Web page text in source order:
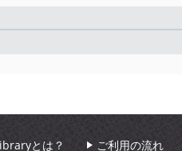
とは？ ご利用の流れ